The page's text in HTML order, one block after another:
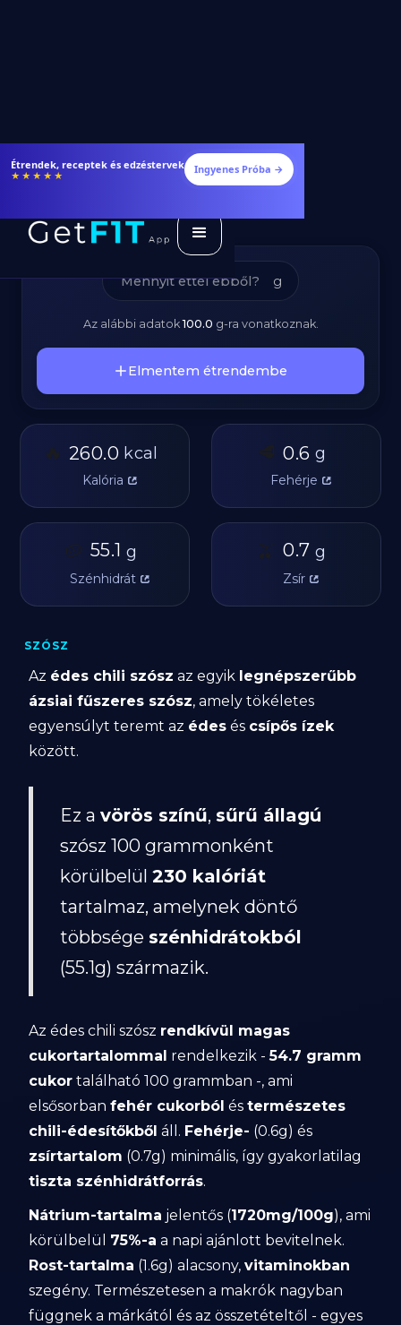
Fogyj és izmosodj hatékonyabban
★★★★★ Ingyenes Próba →
Édes Chili Szósz -
Tápanyagok
g
Az alábbi adatok100.0 g-ra vonatkoznak.
Elmentem étrendembe
🔥 260.0 kcal
Kalória
🥩 0.6 g
Fehérje
🥔 55.1 g
Szénhidrát
🫒 0.7 g
Zsír
SZÓSZ
Az édes chili szósz az egyik legnépszerűbb
ázsiai fűszeres szósz, amely tökéletes
egyensúlyt teremt az édes és csípős ízek
között.
Ez avörös színű, sűrű állagú
szósz 100 grammonként
körülbelül230 kalóriát
tartalmaz, amelynek döntő
többsége szénhidrátokból
(55.1g) származik.
Az édes chili szósz rendkívül magas
cukortartalommal rendelkezik -54.7 gramm
cukor található 100 grammban -, ami
elsősorbanfehér cukorból éstermészetes
chili-édesítőkből áll. Fehérje- (0.6g) és
zsírtartalom (0.7g) minimális, így gyakorlatilag
tiszta szénhidrátforrás.
Nátrium-tartalma jelentős (1720mg/100g), ami
körülbelül 75%-a a napi ajánlott bevitelnek.
Rost-tartalma (1.6g) alacsony,vitaminokban
szegény. Természetesen a makrók nagyban
függnek a márkától és az összetételtől - egyes